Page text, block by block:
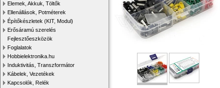
Elemek, Akkuk, Töltők
Ellenállások, Potméterek
Építőkészletek (KIT, Modul)
Erősáramú szerelés
Fejlesztőeszközök
Foglalatok
Hobbielektronika.hu
Induktivitás, Transzformátor
Kábelek, Vezetékek
Kapcsolók, Relék